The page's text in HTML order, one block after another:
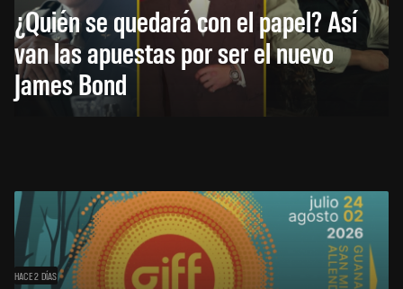
¿Quién se quedará con el papel? Así
van las apuestas por ser el nuevo
James Bond
HACE 2 DÍAS